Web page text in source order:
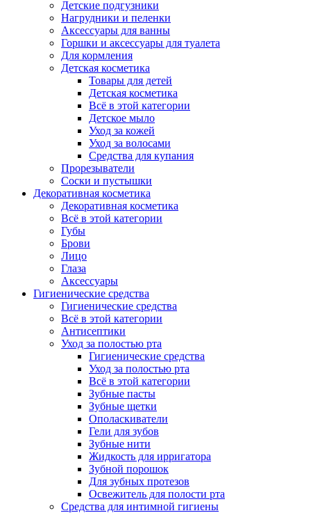
Детские подгузники
Нагрудники и пеленки
Аксессуары для ванны
Горшки и аксессуары для туалета
Для кормления
Детская косметика
Товары для детей
Детская косметика
Всё в этой категории
Детское мыло
Уход за кожей
Уход за волосами
Средства для купания
Прорезыватели
Соски и пустышки
Декоративная косметика
Декоративная косметика
Всё в этой категории
Губы
Брови
Лицо
Глаза
Аксессуары
Гигиенические средства
Гигиенические средства
Всё в этой категории
Антисептики
Уход за полостью рта
Гигиенические средства
Уход за полостью рта
Всё в этой категории
Зубные пасты
Зубные щетки
Ополаскиватели
Гели для зубов
Зубные нити
Жидкость для ирригатора
Зубной порошок
Для зубных протезов
Освежитель для полости рта
Средства для интимной гигиены